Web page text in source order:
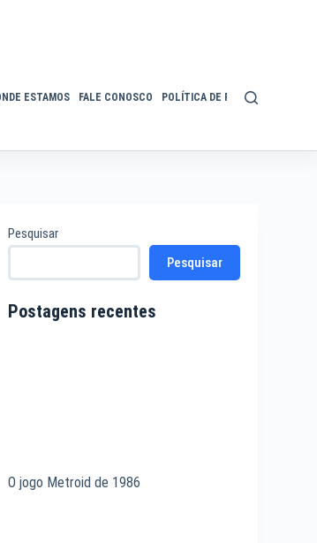
ESTAMOS FALE CONOSCO POLÍTICA DE PRIVACIDADE
Pesquisar
Pesquisar
Postagens recentes
O jogo Metroid de 1986